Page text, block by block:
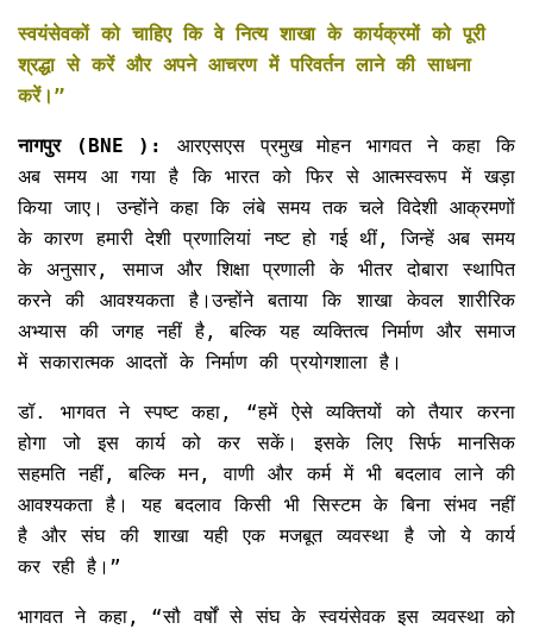
स्वयंसेवकों को चाहिए कि वे नित्य शाखा के कार्यक्रमों को पूरी
श्रद्धा से करें और अपने आचरण में परिवर्तन लाने की साधना
करें।”
नागपुर (BNE ):
आरएसएस प्रमुख मोहन भागवत ने कहा कि
अब समय आ गया है कि भारत को फिर से आत्मस्वरूप में खड़ा
किया जाए। उन्होंने कहा कि लंबे समय तक चले विदेशी आक्रमणों
के कारण हमारी देशी प्रणालियां नष्ट हो गई थीं, जिन्हें अब समय
के अनुसार, समाज और शिक्षा प्रणाली के भीतर दोबारा स्थापित
करने की आवश्यकता है।उन्होंने बताया कि शाखा केवल शारीरिक
अभ्यास की जगह नहीं है, बल्कि यह व्यक्तित्व निर्माण और समाज
में सकारात्मक आदतों के निर्माण की प्रयोगशाला है।
डॉ. भागवत ने स्पष्ट कहा, “हमें ऐसे व्यक्तियों को तैयार करना
होगा जो इस कार्य को कर सकें। इसके लिए सिर्फ मानसिक
सहमति नहीं, बल्कि मन, वाणी और कर्म में भी बदलाव लाने की
आवश्यकता है। यह बदलाव किसी भी सिस्टम के बिना संभव नहीं
है और संघ की शाखा यही एक मजबूत व्यवस्था है जो ये कार्य
कर रही है।”
भागवत ने कहा, “सौ वर्षों से संघ के स्वयंसेवक इस व्यवस्था को